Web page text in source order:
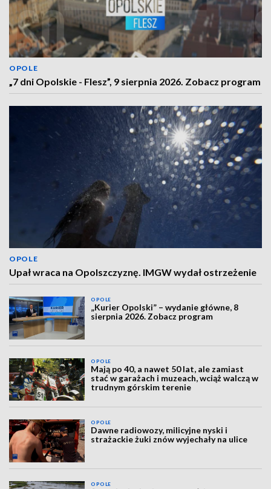
OPOLE
„7 dni Opolskie - Flesz”, 9 sierpnia 2026. Zobacz program
OPOLE
Upał wraca na Opolszczyznę. IMGW wydał ostrzeżenie
OPOLE
„Kurier Opolski” – wydanie główne, 8
sierpnia 2026. Zobacz program
OPOLE
Mają po 40, a nawet 50 lat, ale zamiast
stać w garażach i muzeach, wciąż walczą w
trudnym górskim terenie
OPOLE
Dawne radiowozy, milicyjne nyski i
strażackie żuki znów wyjechały na ulice
OPOLE